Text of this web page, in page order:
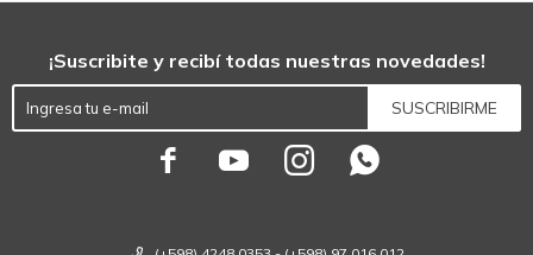
¡Suscribite y recibí todas nuestras novedades!
SUSCRIBIRME
   